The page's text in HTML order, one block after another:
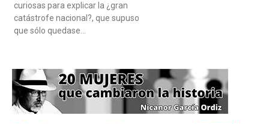
curiosas para explicar la ¿gran
catástrofe nacional?, que supuso
que sólo quedase…